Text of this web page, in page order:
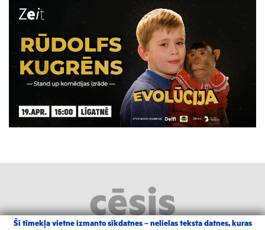
Šī tīmekļa vietne izmanto sīkdatnes – nelielas teksta datnes, kuras